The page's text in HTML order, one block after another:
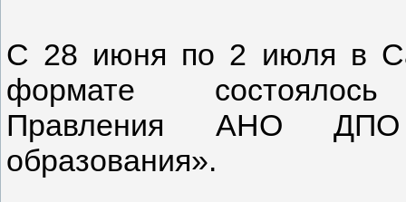
С 28 июня по 2 июля в
формате
Правления АНО ДПО
образования».